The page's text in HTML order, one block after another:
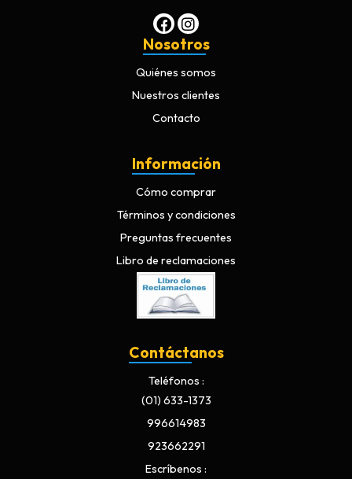
Nosotros
Quiénes somos
Nuestros clientes
Contacto
Información
Cómo comprar
Términos y condiciones
Preguntas frecuentes
Libro de reclamaciones
Contáctanos
Teléfonos
(01) 633-1373
996614983
923662291
Escríbenos